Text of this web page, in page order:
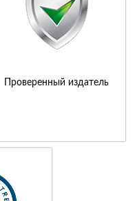
Проверенный издатель